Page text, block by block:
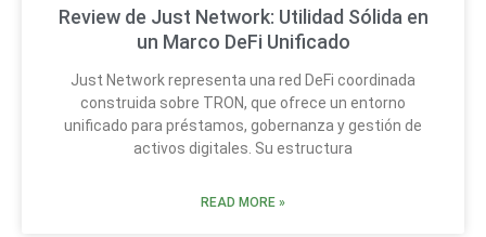
Review de Just Network: Utilidad Sólida en
un Marco DeFi Unificado
Just Network representa una red DeFi coordinada
construida sobre TRON, que ofrece un entorno
unificado para préstamos, gobernanza y gestión de
activos digitales. Su estructura
READ MORE »